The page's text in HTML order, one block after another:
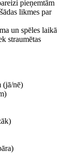
pieņemtām
likmes par
un spēles laikā
straumētas
(jā/nē)